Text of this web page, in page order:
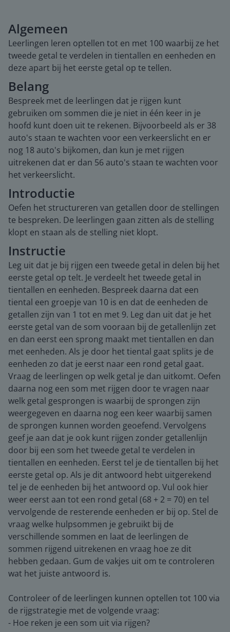
Algemeen
Leerlingen leren optellen tot en met 100 waarbij ze het
tweede getal te verdelen in tientallen en eenheden en
deze apart bij het eerste getal op te tellen.
Belang
Bespreek met de leerlingen dat je rijgen kunt
gebruiken om sommen die je niet in één keer in je
hoofd kunt doen uit te rekenen. Bijvoorbeeld als er 38
auto's staan te wachten voor een verkeerslicht en er
nog 18 auto's bijkomen, dan kun je met rijgen
uitrekenen dat er dan 56 auto's staan te wachten voor
het verkeerslicht.
Introductie
Oefen het structureren van getallen door de stellingen
te bespreken. De leerlingen gaan zitten als de stelling
klopt en staan als de stelling niet klopt.
Instructie
Leg uit dat je bij rijgen een tweede getal in delen bij het
eerste getal op telt. Je verdeelt het tweede getal in
tientallen en eenheden. Bespreek daarna dat een
tiental een groepje van 10 is en dat de eenheden de
getallen zijn van 1 tot en met 9. Leg dan uit dat je het
eerste getal van de som vooraan bij de getallenlijn zet
en dan eerst een sprong maakt met tientallen en dan
met eenheden. Als je door het tiental gaat splits je de
eenheden zo dat je eerst naar een rond getal gaat.
Vraag de leerlingen op welk getal je dan uitkomt. Oefen
daarna nog een som met rijgen door te vragen naar
welk getal gesprongen is waarbij de sprongen zijn
weergegeven en daarna nog een keer waarbij samen
de sprongen kunnen worden geoefend. Vervolgens
geef je aan dat je ook kunt rijgen zonder getallenlijn
door bij een som het tweede getal te verdelen in
tientallen en eenheden. Eerst tel je de tientallen bij het
eerste getal op. Als je dit antwoord hebt uitgerekend
tel je de eenheden bij het antwoord op. Vul ook hier
weer eerst aan tot een rond getal (68 + 2 = 70) en tel
vervolgende de resterende eenheden er bij op. Stel de
vraag welke hulpsommen je gebruikt bij de
verschillende sommen en laat de leerlingen de
sommen rijgend uitrekenen en vraag hoe ze dit
hebben gedaan. Gum de vakjes uit om te controleren
wat het juiste antwoord is.
Controleer of de leerlingen kunnen optellen tot 100 via
de rijgstrategie met de volgende vraag:
- Hoe reken je een som uit via rijgen?